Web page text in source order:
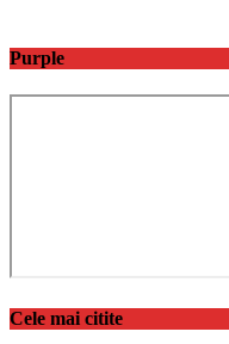
Purple
Cele mai citite